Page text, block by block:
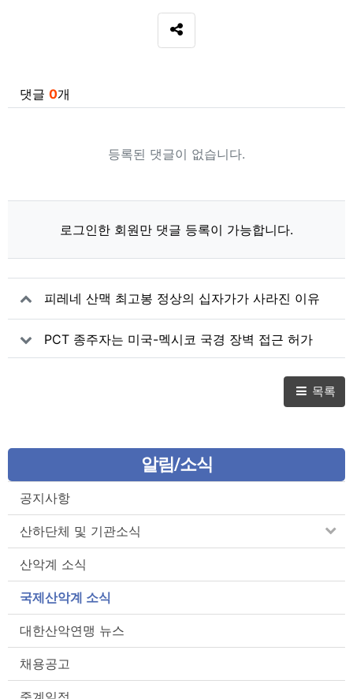
SNS 공유
댓글 0개
등록된 댓글이 없습니다.
로그인한 회원만 댓글 등록이 가능합니다.
피레네 산맥 최고봉 정상의 십자가가 사라진 이유
PCT 종주자는 미국-멕시코 국경 장벽 접근 허가
목록
알림/소식
공지사항
산하단체 및 기관소식
산악계 소식
국제산악계 소식
대한산악연맹 뉴스
채용공고